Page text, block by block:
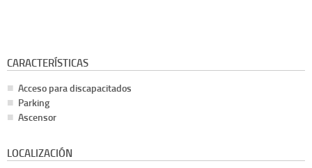
CARACTERÍSTICAS
Acceso para discapacitados
Parking
Ascensor
LOCALIZACIÓN